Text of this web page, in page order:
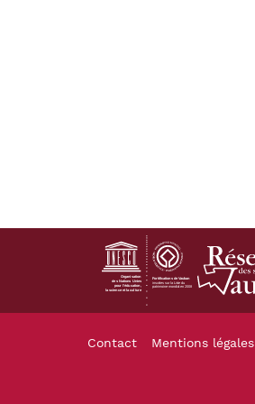
Footer
Contact Mentions légales